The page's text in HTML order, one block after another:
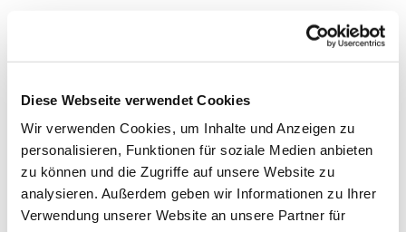
Diese Webseite verwendet Cookies
Wir verwenden Cookies, um Inhalte und Anzeigen zu
personalisieren, Funktionen für soziale Medien anbieten
zu können und die Zugriffe auf unsere Website zu
analysieren. Außerdem geben wir Informationen zu Ihrer
Verwendung unserer Website an unsere Partner für
nimmt uns hinein in das Leben des
Glaubens, sei es, dass es unsere Gedanken und
mahnenden und tröstenden Kraft seiner Worte und
Mit einemLobgesang aus dem Neuen Testament
stimmen wir in die Bekenntnisse der ersten
Christen ein.